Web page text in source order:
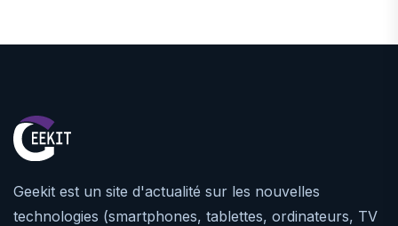
Geekit est un site d'actualité sur les nouvelles
technologies (smartphones, tablettes, ordinateurs, TV